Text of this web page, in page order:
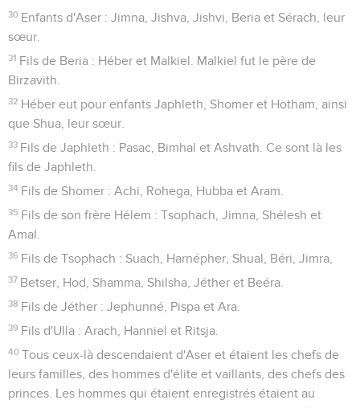
30 Enfants d'Aser : Jimna, Jishva, Jishvi, Beria et Sérach, leur
sœur.
31 Fils de Beria : Héber et Malkiel. Malkiel fut le père de
Birzavith.
32 Héber eut pour enfants Japhleth, Shomer et Hotham, ainsi
que Shua, leur sœur.
33 Fils de Japhleth : Pasac, Bimhal et Ashvath. Ce sont là les
fils de Japhleth.
34 Fils de Shomer : Achi, Rohega, Hubba et Aram.
35 Fils de son frère Hélem : Tsophach, Jimna, Shélesh et
Amal.
36 Fils de Tsophach : Suach, Harnépher, Shual, Béri, Jimra,
37 Betser, Hod, Shamma, Shilsha, Jéther et Beéra.
38 Fils de Jéther : Jephunné, Pispa et Ara.
39 Fils d'Ulla : Arach, Hanniel et Ritsja.
40 Tous ceux-là descendaient d'Aser et étaient les chefs de
leurs familles, des hommes d'élite et vaillants, des chefs des
princes. Les hommes qui étaient enregistrés étaient au